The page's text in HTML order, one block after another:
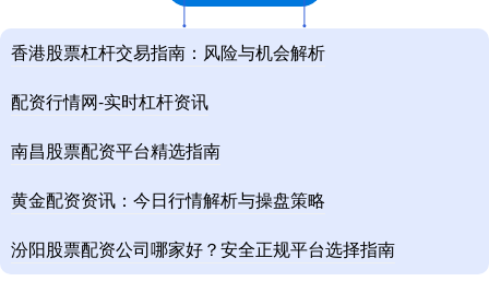
香港股票杠杆交易指南：风险与机会解析
配资行情网-实时杠杆资讯
南昌股票配资平台精选指南
黄金配资资讯：今日行情解析与操盘策略
汾阳股票配资公司哪家好？安全正规平台选择指南